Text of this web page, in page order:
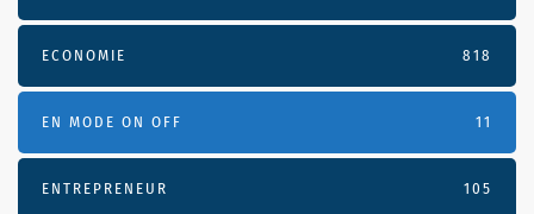
ECONOMIE 818
EN MODE ON OFF 11
ENTREPRENEUR 105